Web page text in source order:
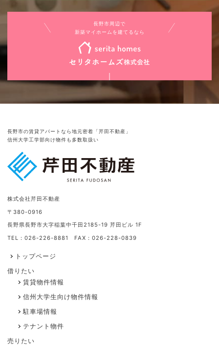
長野市周辺で
新築マイホームを建てるなら
長野市の賃貸アパートなら地元密着「芹田不動産」
信州大学工学部向け物件も多数取扱い
株式会社芹田不動産
〒380-0916
長野県長野市大字稲葉中千田2185-19 芹田ビル 1F
TEL：026-226-8881 FAX：026-228-0839
トップページ
借りたい
賃貸物件情報
信州大学生向け物件情報
駐車場情報
テナント物件
売りたい